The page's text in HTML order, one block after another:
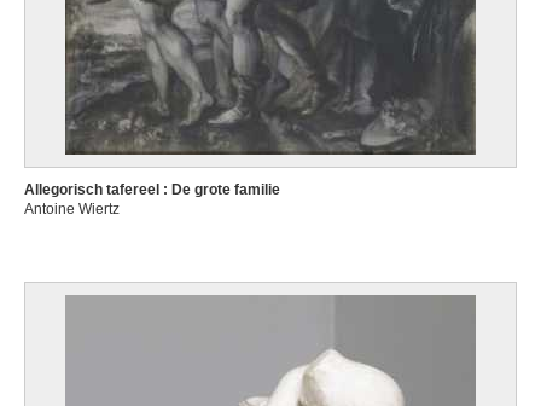
Allegorisch tafereel : De grote familie
Antoine Wiertz